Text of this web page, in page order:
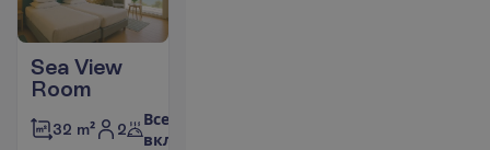
Sea View
Room
32 m² 2
Все
включено